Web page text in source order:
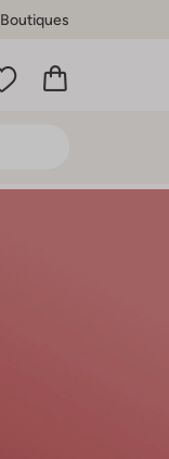
Boutiques